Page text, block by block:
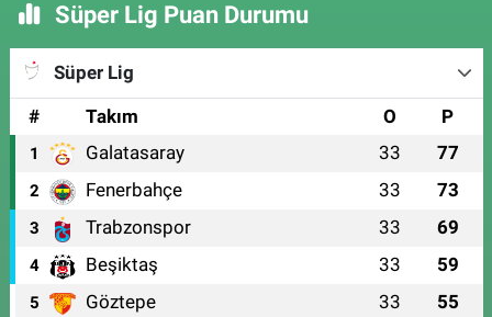
Süper Lig Puan Durumu
Süper Lig
#
Takım O P
1 Galatasaray 33 77
2 Fenerbahçe 33 73
3 Trabzonspor 33 69
4 Beşiktaş 33 59
5 Göztepe 33 55